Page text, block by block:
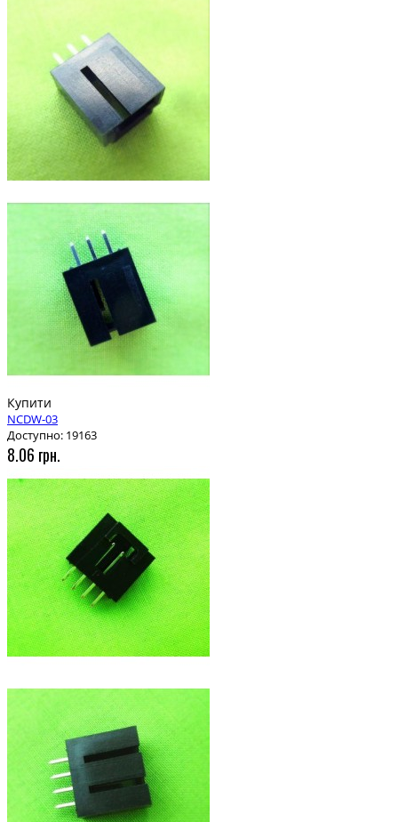
Купити
NCDW-03
Доступно: 19163
8.06 грн.